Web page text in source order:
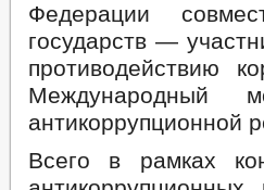
Федерации
государств —
противодействию
Международный
антикоррупционной
Всего в рамках